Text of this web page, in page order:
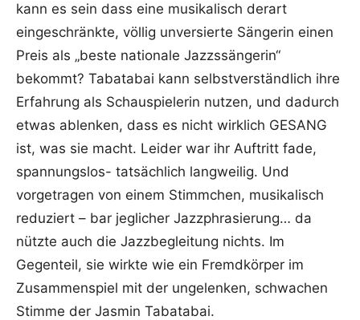
kann es sein dass eine musikalisch derart
eingeschränkte, völlig unversierte Sängerin einen
Preis als „beste nationale Jazzssängerin“
bekommt? Tabatabai kann selbstverständlich ihre
Erfahrung als Schauspielerin nutzen, und dadurch
etwas ablenken, dass es nicht wirklich GESANG
ist, was sie macht. Leider war ihr Auftritt fade,
spannungslos- tatsächlich langweilig. Und
vorgetragen von einem Stimmchen, musikalisch
reduziert – bar jeglicher Jazzphrasierung… da
nützte auch die Jazzbegleitung nichts. Im
Gegenteil, sie wirkte wie ein Fremdkörper im
Zusammenspiel mit der ungelenken, schwachen
Stimme der Jasmin Tabatabai.